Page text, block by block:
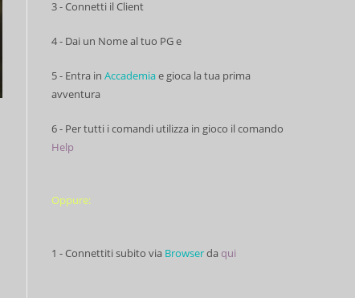
3 - Connetti il Client
4 - Dai un Nome al tuo PG e
5 - Entra in Accademiae gioca la tua prima
avventura
6 - Per tutti i comandi utilizza in gioco il comando
Help
Oppure:
1 - Connettiti subito via Browserda qui